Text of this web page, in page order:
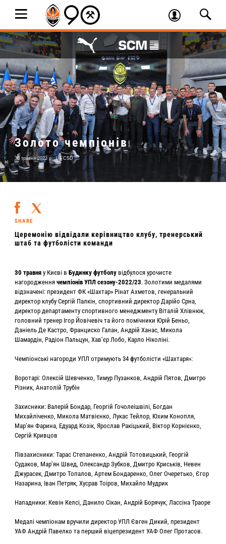
Золото чемпіонів
30 травня 2023 р. | FCSD
SHARE
Церемонію відвідали керівництво клубу, тренерський
штаб та футболісти команди
30 травня у Києві вБудинку футболу відбулося урочисте
нагородженнячемпіонів УПЛ сезону-2022/23. Золотими медалями
відзначені: президент ФК «Шахтар» Рінат Ахметов, генеральний
директор клубу Сергій Палкін, спортивний директор Дарійо Срна,
директор департаменту спортивного менеджменту Віталій Хлівнюк,
головний тренер Ігор Йовічевіч та його помічники Юрій Беньо,
Даніель Де Кастро, Франциско Галан, Андрій Ханас, Микола
Шамардін, Радіон Пальцун, Хав’єр Лобо, Карло Ніколіні.
Чемпіонські нагороди УПЛ отримують 34 футболісти «Шахтаря»:
Воротарі: Олексій Шевченко, Тимур Пузанков, Андрій Пятов, Дмитро
Різник, Анатолій Трубін
Захисники: Валерій Бондар, Георгій Гочолеішвілі, Богдан
Михайліченко, Микола Матвієнко, Лукас Тейлор, Юхим Конопля,
Мар’ян Фарина, Едуард Козік, Ярослав Ракіцький, Віктор Корнієнко,
Сергій Кривцов
Півзахисники: Тарас Степаненко, Андрій Тотовицький, Георгій
Судаков, Мар’ян Швед, Олександр Зубков, Дмитро Криськів, Невен
Джурасек, Дмитро Топалов, Артем Бондаренко, Олег Очеретько, Єгор
Назарина, Іван Петряк, Хусрав Тоіров, Михайло Мудрик
Нападники: Кевін Келсі, Данило Сікан, Андрій Борячук, Лассіна Траоре
Медалі чемпіонам вручили директор УПЛ Євген Дикий, президент
УАФ Андрій Павелко та перший віцепрезидент УАФ Олег Протасов.